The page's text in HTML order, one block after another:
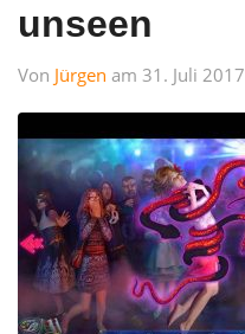
unseen
Von Jürgen am 31. Juli 2017